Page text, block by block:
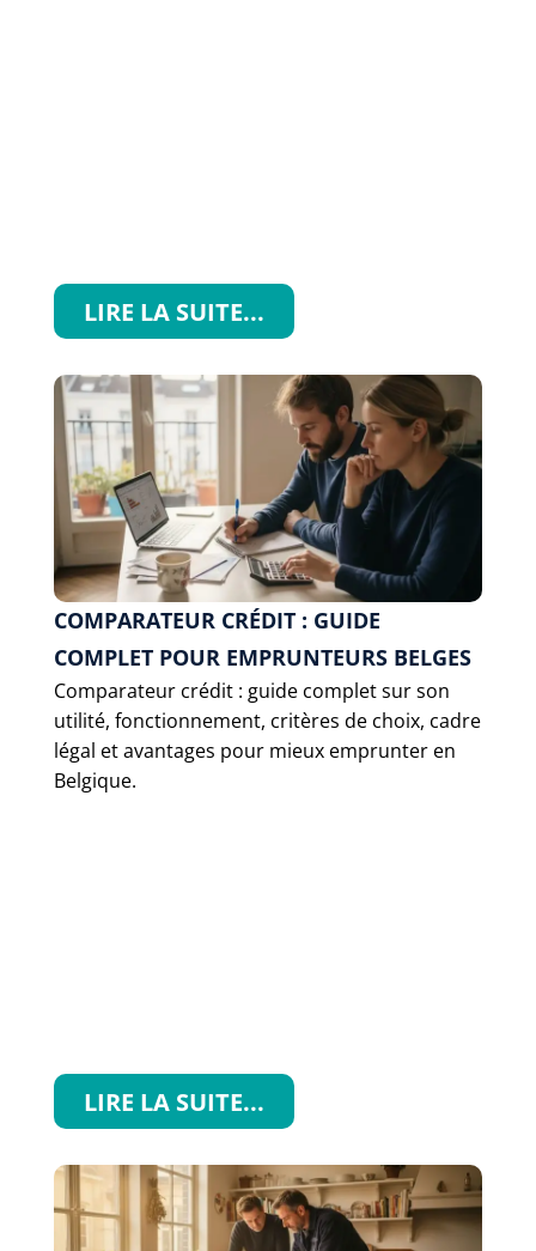
LIRE LA SUITE...
COMPARATEUR CRÉDIT : GUIDE
COMPLET POUR EMPRUNTEURS BELGES
Comparateur crédit : guide complet sur son
utilité, fonctionnement, critères de choix, cadre
légal et avantages pour mieux emprunter en
Belgique.
LIRE LA SUITE...